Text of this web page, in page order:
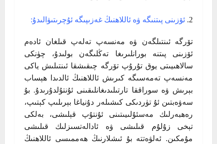
ئۆزىنى پىتنىگە ۋە ئاللاھنىڭ غەزىپىگە ئۇچرىتىۋالىدۇ:
تۆرگە ئىنتىلگەن ۋە مەنسەپ تەلەپ قىلغان ئادەم
ئۆزىنى پىتنە بورانلىرىغا تەڭلىگەن بولىدۇ، چۈنكى
سالاھىيىتى يوق تۇرۇپ تۆرگە چىقىشقا ئىنتىلىش ياكى
مەنسەپ تەمەسىگە كىرىش ئاللاھنىڭ ئالدىدا ھېساب
بېرىش ۋە سوراققا تارتىلىدىغانلىقىنى ئۇنتۇلدۇرىدۇ. بۇ
سەۋەبتىن ئۇ تۈردىكى كىشىلەر دۇنياغا بېرىلىپ كېتىپ،
رەھبەرلىك مەسئۇلىيىتىنى ئۇنتۇپ قېلىشى، بەلكى
تېخى زۇلۇم قىلىشى ۋە ئادالەتسىزلىك قىلىشى
مۇمكىن. ئەلۋەتتە بۇ ئىشلارنىڭ ھەممىسى ئاللاھنىڭ